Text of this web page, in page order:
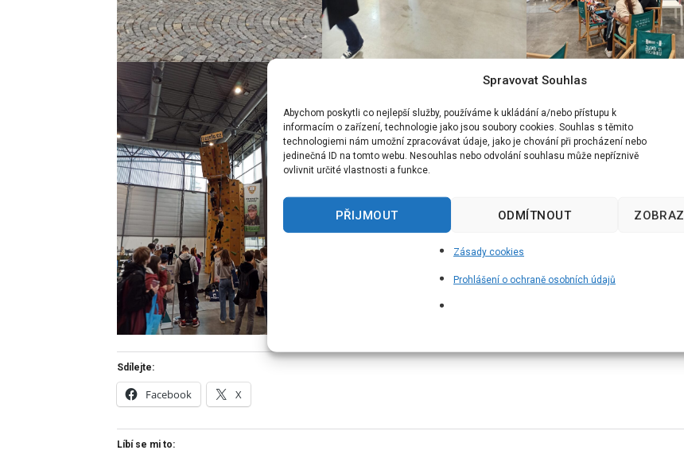
Spravovat Souhlas
Abychom poskytli co nejlepší služby, používáme k ukládání a/nebo přístupu k
informacím o zařízení, technologie jako jsou soubory cookies. Souhlas s těmito
technologiemi nám umožní zpracovávat údaje, jako je chování při procházení nebo
jedinečná ID na tomto webu. Nesouhlas nebo odvolání souhlasu může nepříznivě
ovlivnit určité vlastnosti a funkce.
PŘIJMOUT ODMÍTNOUT
Zásady cookies
Prohlášení o ochraně osobních údajů
Sdílejte:
Facebook X
Líbí se mi to: